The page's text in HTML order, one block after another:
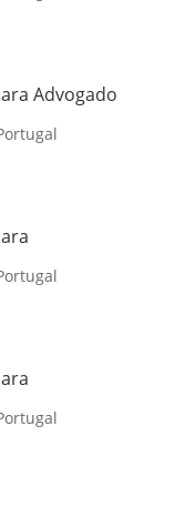
Advogado